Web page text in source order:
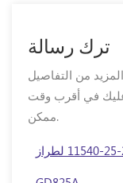
ترك رسالة
من التفاصيل
في أقرب وقت
ممكن.
محمل جرافة كوماتسو 235-25-11540 لطراز